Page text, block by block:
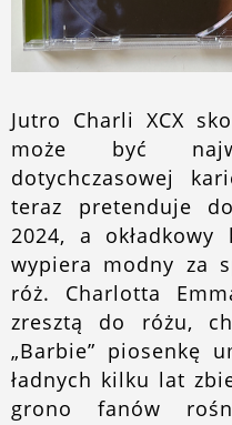
Jutro Charli XCX
może być
dotychczasowej
teraz pretenduje
2024, a
wypiera modny za
róż. Charlotta
zresztą do różu,
„Barbie” piosenkę
ładnych kilku lat
grono fanów